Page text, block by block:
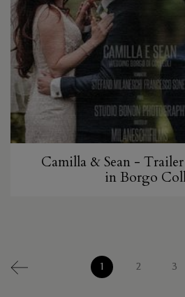
Camilla & Sean -
in Borgo
1 2 3